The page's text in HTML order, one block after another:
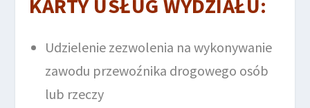
KARTY USŁUG WYDZIAŁU:
Udzielenie zezwolenia na wykonywanie
zawodu przewoźnika drogowego osób
lub rzeczy